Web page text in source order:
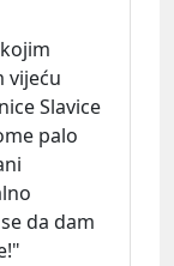
vijeću
Slavice
palo
da dam